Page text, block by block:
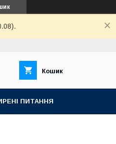
Кошик
ПИТАННЯ